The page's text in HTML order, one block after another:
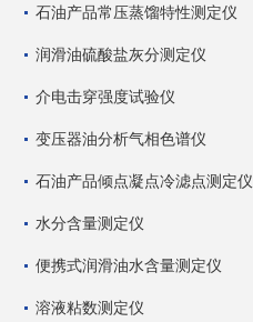
石油产品常压蒸馏特性测定仪
润滑油硫酸盐灰分测定仪
介电击穿强度试验仪
变压器油分析气相色谱仪
石油产品倾点凝点冷滤点测定仪
水分含量测定仪
便携式润滑油水含量测定仪
溶液粘数测定仪